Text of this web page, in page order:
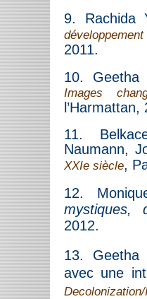
9. Rachida
2011.
10. Geetha
Images
l’Harmattan,
11.
Naumann,
XXIe siècle,
12.
mystiques,
2012.
13.
avec une